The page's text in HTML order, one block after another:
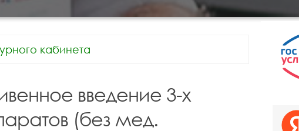
кабинета
введение 3-х
(без мед.